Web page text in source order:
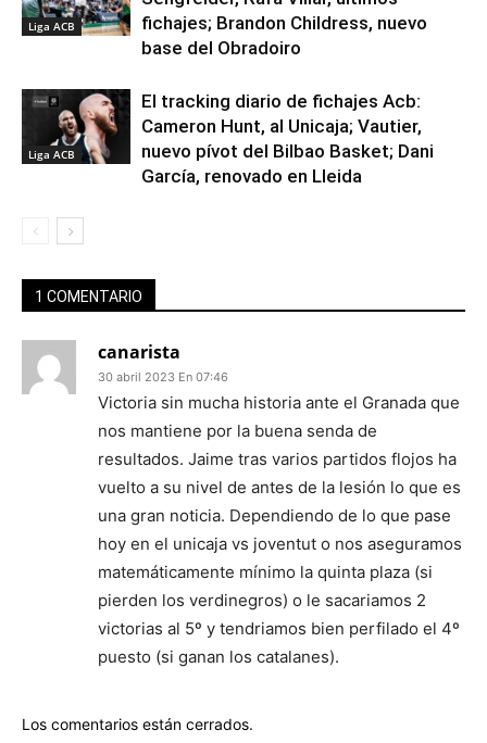
Liga ACB
fichajes; Brandon Childress, nuevo
base del Obradoiro
Liga ACB
El tracking diario de fichajes Acb:
Cameron Hunt, al Unicaja; Vautier,
nuevo pívot del Bilbao Basket; Dani
García, renovado en Lleida
1 COMENTARIO
canarista
30 abril 2023 En 07:46
Victoria sin mucha historia ante el Granada que
nos mantiene por la buena senda de
resultados. Jaime tras varios partidos flojos ha
vuelto a su nivel de antes de la lesión lo que es
una gran noticia. Dependiendo de lo que pase
hoy en el unicaja vs joventut o nos aseguramos
matemáticamente mínimo la quinta plaza (si
pierden los verdinegros) o le sacariamos 2
victorias al 5º y tendriamos bien perfilado el 4º
puesto (si ganan los catalanes).
Los comentarios están cerrados.